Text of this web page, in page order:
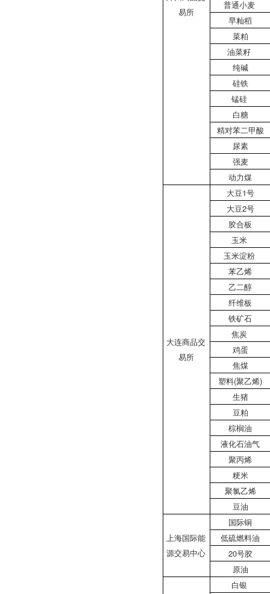
易所
普通小麦
早籼稻
菜粕
油菜籽
纯碱
硅铁
锰硅
白糖
精对苯二甲酸
尿素
强麦
动力煤
大连商品交
易所
大豆1号
大豆2号
胶合板
玉米
玉米淀粉
苯乙烯
乙二醇
纤维板
铁矿石
焦炭
鸡蛋
焦煤
塑料(聚乙烯)
生猪
豆粕
棕榈油
液化石油气
聚丙烯
粳米
聚氯乙烯
豆油
上海国际能
源交易中心
国际铜
低硫燃料油
20号胶
原油
白银